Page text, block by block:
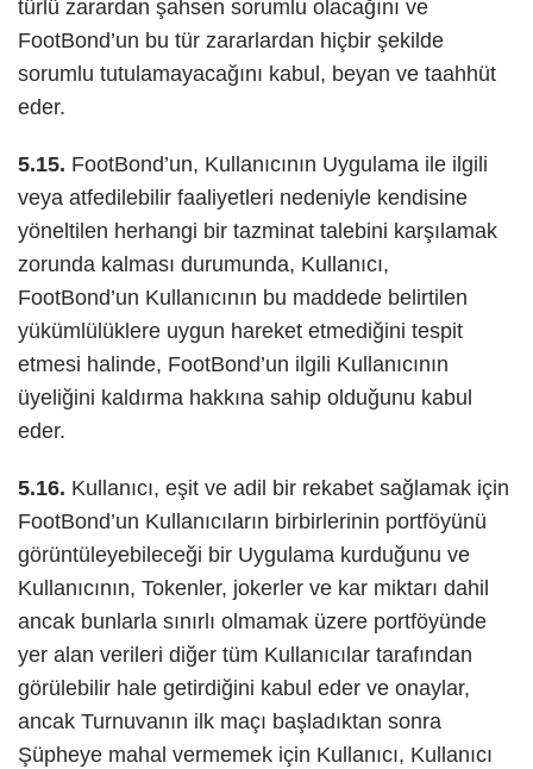
türlü zarardan şahsen sorumlu olacağını ve
FootBond’un bu tür zararlardan hiçbir şekilde
sorumlu tutulamayacağını kabul, beyan ve taahhüt
eder.
5.15. FootBond’un, Kullanıcının Uygulama ile ilgili
veya atfedilebilir faaliyetleri nedeniyle kendisine
yöneltilen herhangi bir tazminat talebini karşılamak
zorunda kalması durumunda, Kullanıcı,
FootBond’un Kullanıcının bu maddede belirtilen
yükümlülüklere uygun hareket etmediğini tespit
etmesi halinde, FootBond’un ilgili Kullanıcının
üyeliğini kaldırma hakkına sahip olduğunu kabul
eder.
5.16. Kullanıcı, eşit ve adil bir rekabet sağlamak için
FootBond’un Kullanıcıların birbirlerinin portföyünü
görüntüleyebileceği bir Uygulama kurduğunu ve
Kullanıcının, Tokenler, jokerler ve kar miktarı dahil
ancak bunlarla sınırlı olmamak üzere portföyünde
yer alan verileri diğer tüm Kullanıcılar tarafından
görülebilir hale getirdiğini kabul eder ve onaylar,
ancak Turnuvanın ilk maçı başladıktan sonra
Şüpheye mahal vermemek için Kullanıcı, Kullanıcı